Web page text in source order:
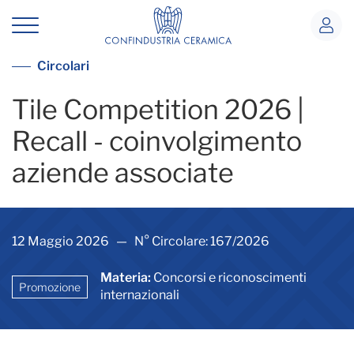
Tile Competition 2026 | Recall -
Vedi tutte le circolari
Circolari
Tile Competition 2026 |
Recall - coinvolgimento
aziende associate
12 Maggio 2026 — N° Circolare: 167/2026
Promozione
Materia: Concorsi e riconoscimenti
internazionali